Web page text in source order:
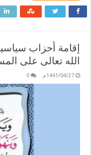
إقامة أحزاب
الله تعالى على
1441/04/27م 0